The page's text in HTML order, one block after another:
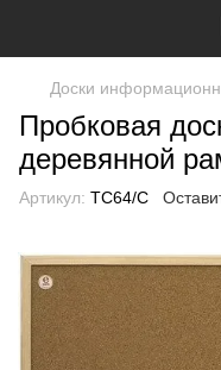
Доски
Пробковая
деревянной
Артикул: TC64/C